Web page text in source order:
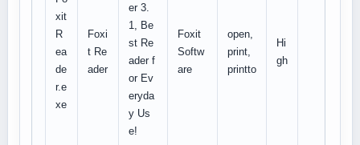
xit
R
ea
de
r.e
xe
Foxi
t Re
ader
er 3.
1, Be
st Re
ader f
or Ev
eryda
y Us
e!
Foxit
Softw
are
open,
print,
printto
Hi
gh